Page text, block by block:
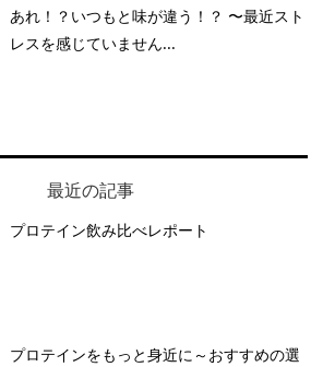
あれ！？いつもと味が違う！？ 〜最近スト
レスを感じていません...
最近の記事
プロテイン飲み比べレポート
プロテインをもっと身近に～おすすめの選